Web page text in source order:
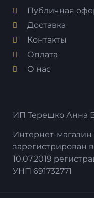
Публичная
Доставка
Контакты
Оплата
О нас
ИП Терешко Анна
Интернет-
зарегистрирован
10.07.2019
УНП 691732771